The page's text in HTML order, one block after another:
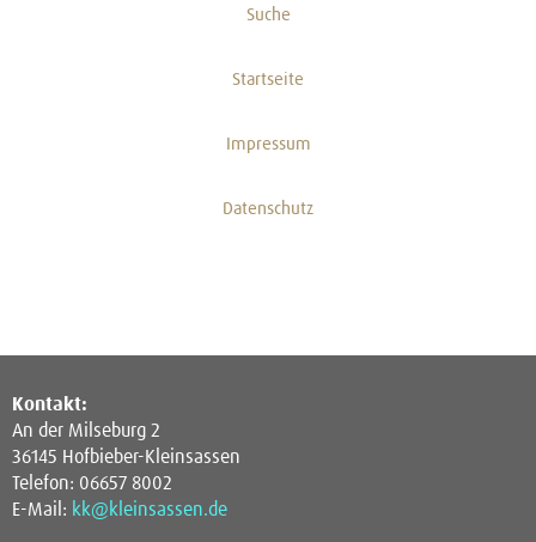
Suche
Startseite
Impressum
Datenschutz
Kontakt:
An der Milseburg 2
36145 Hofbieber-Kleinsassen
Telefon: 06657 8002
E-Mail: kk@kleinsassen.de